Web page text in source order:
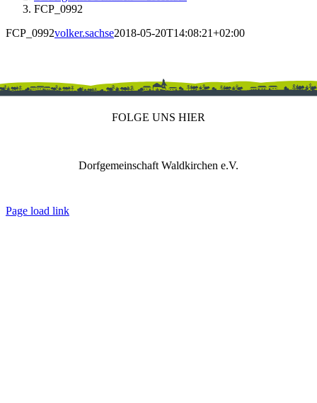
FCP_0992
FCP_0992volker.sachse2018-05-20T14:08:21+02:00
FOLGE UNS HIER
Dorfgemeinschaft Waldkirchen e.V.
Page load link